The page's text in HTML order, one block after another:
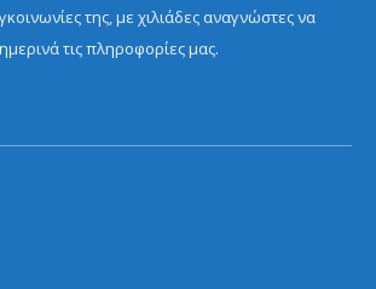
της, με χιλιάδες αναγνώστες να
τις πληροφορίες μας.